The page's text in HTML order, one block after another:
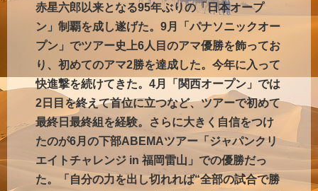
赤星六郎以来となる95年ぶりの「日本オープ
ン」制覇を成し遂げた。9月「パナソニックオー
プン」でツアー史上6人目のアマ優勝を飾ってお
り、初めてのアマ2勝を達成した。今年に入って
快進撃を続けてきた。4月「関西オープン」では
2日目を終えて首位に立つなど、ツアーで初めて
最終日最終組を経験。さらに大きく自信をつけ
たのが6月の下部ABEMAツアー「ジャパンクリ
エイトチャレンジ in 福岡雷山」での優勝だっ
た。「自分の力を出し切れれば“全部の試合で勝